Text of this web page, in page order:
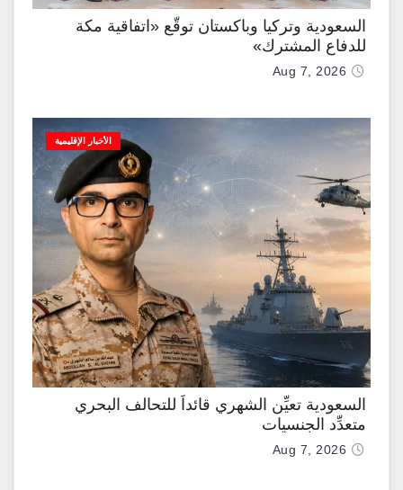
السعودية وتركيا وباكستان توقّع «اتفاقية مكة
للدفاع المشترك»
Aug 7, 2026
الأخبار الإقليمية
السعودية تعيِّن الشهري قائداً للتحالف البحري
متعدِّد الجنسيات
Aug 7, 2026